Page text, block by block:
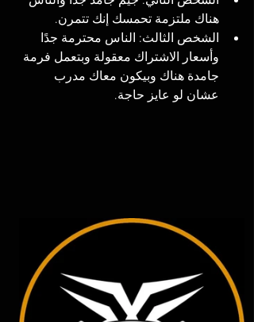
هناك ملتزمة تحمسك إنك تتمرن.
الشخص الثالث: الناس محترمة جدًا
وأسعار الاشتراك معقولة وبتعمل فرمة
جامدة هناك وبيكون معاك مدرب
عشان لو عايز حاجة.